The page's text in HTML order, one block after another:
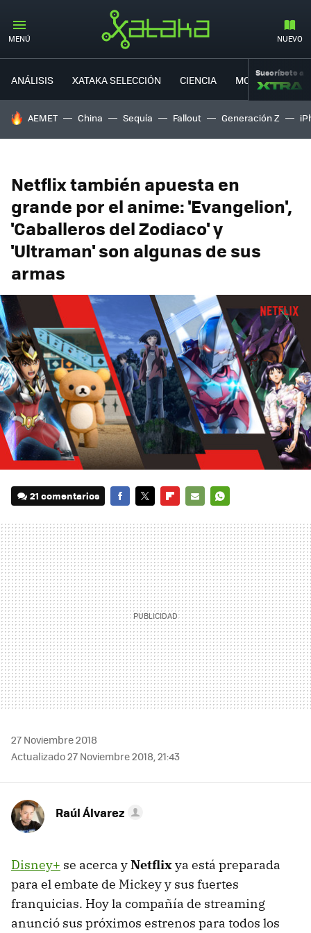
MENÚ NUEVO
ANÁLISIS XATAKA SELECCIÓN CIENCIA MOVILIDAD
Suscríbete a
HOY SE HABLA DE
AEMET China Sequía Fallout Generación Z
Netflix también apuesta en
grande por el anime: 'Evangelion',
'Caballeros del Zodiaco' y
'Ultraman' son algunas de sus
armas
21 comentarios
MAIL
27 Noviembre 2018
Actualizado 27 Noviembre 2018, 21:43
Raúl Álvarez
Disney+ se acerca yNetflixya está preparada
para el embate de Mickey y sus fuertes
franquicias. Hoy la compañía de streaming
anunció sus próximos estrenos para todos los